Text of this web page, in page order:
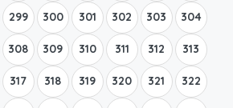
299 300 301 302 303 304
308 309 310 311 312 313
317 318 319 320 321 322